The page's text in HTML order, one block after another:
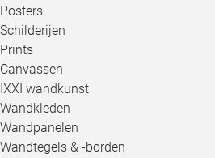
Posters
Schilderijen
Prints
Canvassen
IXXI wandkunst
Wandkleden
Wandpanelen
Wandtegels & -borden